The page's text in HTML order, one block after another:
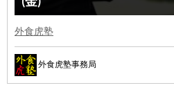
外食虎塾
外食虎塾事務局